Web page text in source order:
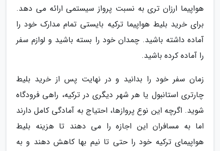
هواپیما ارزان تری به نسبت پرواز سیستمی ارائه می دهد.
برای خرید بلیط هواپیما ترکیه بایستی تمام مدارک خود را
آماده داشته باشید. چمدان خود را بسته باشید و لوازم سفر
را آماده کرده باشید.
زمان سفر خود را بدانید و در نهایت پس از خرید بلیط
چارتری استانبول یا هر شهر دیگری در ترکیه، راهی فرودگاه
شوید. اگرچه این نوع پروازها، احتیاج به آمادگی کامل دارند
اما به مسافران این اجازه را می دهند تا هزینه بلیط
هواپیمای ترکیه خود را حتی تا نیم بها کاهش دهند و به